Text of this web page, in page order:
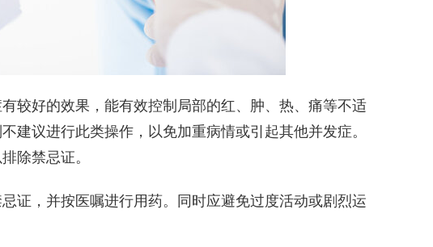
较好的效果，能有效控制局部的红、肿、热、痛等不适
建议进行此类操作，以免加重病情或引起其他并发症。
除禁忌证。
证，并按医嘱进行用药。同时应避免过度活动或剧烈运